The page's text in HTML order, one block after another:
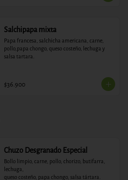
Salchipapa mixta
Papa francesa, salchicha americana, carne,
pollo,papa chongo, queso costeño, lechuga y
salsa tartara.
$36.900
Chuzo Desgranado Especial
Bollo limpio, carne, pollo, chorizo, butifarra,
lechuga,
queso costeño, papa chongo, salsa tártara.